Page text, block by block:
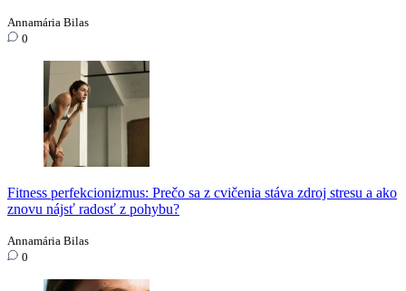
Annamária Bilas
0
Fitness perfekcionizmus: Prečo sa z cvičenia stáva zdroj stresu a ako
znovu nájsť radosť z pohybu?
Annamária Bilas
0